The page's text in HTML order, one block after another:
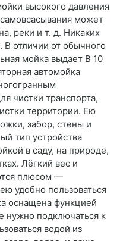
высокого давления
может
реки и т. д. Никаких
В отличии от обычного
мойка выдает В 10
автомойка
чистки транспорта,
территории. Ею
забор, стены и
тип устройства
в саду, на природе,
Лёгкий вес и
плюсом —
удобно пользоваться
оснащена функцией
нужно подключаться к
водой из